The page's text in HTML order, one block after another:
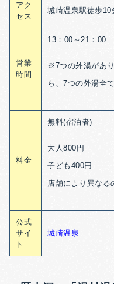
アク
セス
城崎温泉駅徒歩10
営業
時間
13：00～21：00
※ 7つの外湯があ
ら、7つの外湯全
料金
無料(宿泊者)
大人800円
子ども400円
店舗により異なる
公式
サイ
ト
城崎温泉